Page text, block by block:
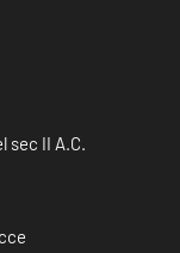
sec II A.C.